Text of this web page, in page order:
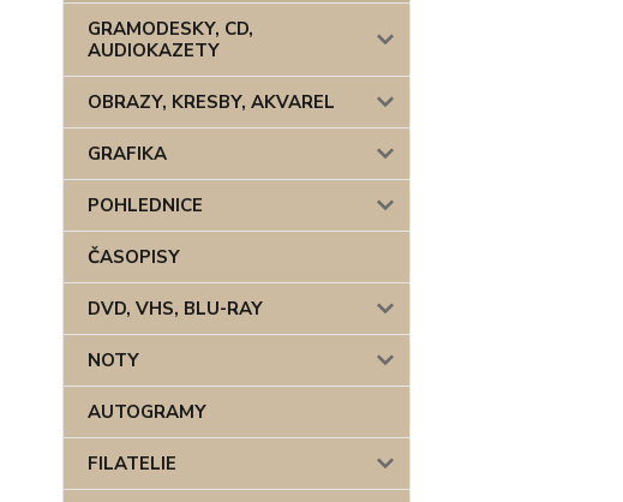
GRAMODESKY, CD,
AUDIOKAZETY
OBRAZY, KRESBY, AKVAREL
GRAFIKA
POHLEDNICE
ČASOPISY
DVD, VHS, BLU-RAY
NOTY
AUTOGRAMY
FILATELIE